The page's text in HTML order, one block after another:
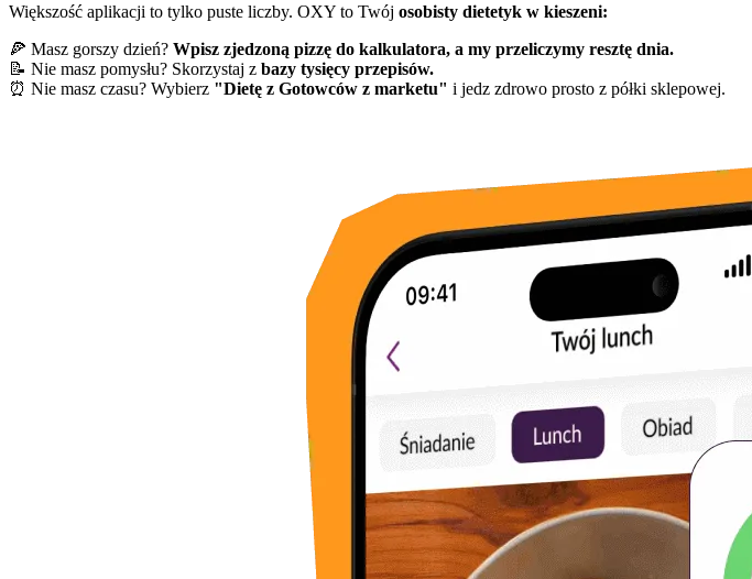
Większość aplikacji to tylko puste liczby. OXY to Twój osobisty dietetyk w kieszeni:
🍕 Masz gorszy dzień? Wpisz zjedzoną pizzę do kalkulatora, a my przeliczymy resztę dnia.
📝 Nie masz pomysłu? Skorzystaj z bazy tysięcy przepisów.
⏰ Nie masz czasu? Wybierz "Dietę z Gotowców z marketu" i jedz zdrowo prosto z półki sklepowej.